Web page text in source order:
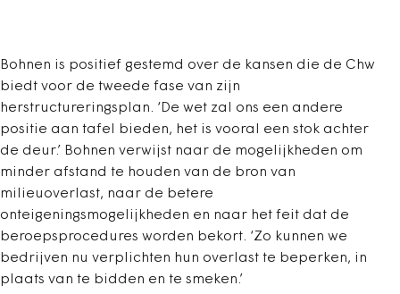
Bohnen is positief gestemd over de kansen die de Chw
biedt voor de tweede fase van zijn
herstructureringsplan. ‘De wet zal ons een andere
positie aan tafel bieden, het is vooral een stok achter
de deur.’ Bohnen verwijst naar de mogelijkheden om
minder afstand te houden van de bron van
milieuoverlast, naar de betere
onteigeningsmogelijkheden en naar het feit dat de
beroepsprocedures worden bekort. ‘Zo kunnen we
bedrijven nu verplichten hun overlast te beperken, in
plaats van te bidden en te smeken.’